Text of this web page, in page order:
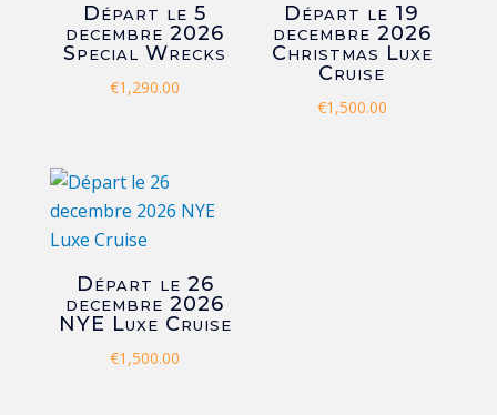
Départ le 5
decembre 2026
Special Wrecks
€1,290.00
Départ le 19
decembre 2026
Christmas Luxe
Cruise
€1,500.00
Départ le 26
decembre 2026
NYE Luxe Cruise
€1,500.00